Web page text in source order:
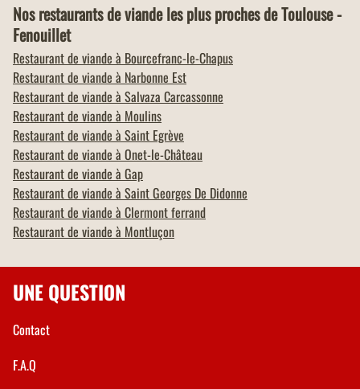
Nos restaurants de viande les plus proches de Toulouse -
Fenouillet
Restaurant de viande à Bourcefranc-le-Chapus
Restaurant de viande à Narbonne Est
Restaurant de viande à Salvaza Carcassonne
Restaurant de viande à Moulins
Restaurant de viande à Saint Egrève
Restaurant de viande à Onet-le-Château
Restaurant de viande à Gap
Restaurant de viande à Saint Georges De Didonne
Restaurant de viande à Clermont ferrand
Restaurant de viande à Montluçon
UNE QUESTION
Contact
F.A.Q